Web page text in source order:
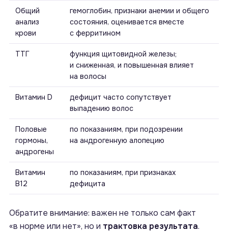
Общий
анализ
крови
гемоглобин, признаки анемии и общего
состояния, оценивается вместе
с ферритином
ТТГ
функция щитовидной железы;
и сниженная, и повышенная влияет
на волосы
Витамин D
дефицит часто сопутствует
выпадению волос
Половые
гормоны,
андрогены
по показаниям, при подозрении
на андрогенную алопецию
Витамин
B12
по показаниям, при признаках
дефицита
Обратите внимание: важен не только сам факт
«в норме или нет», но и трактовка результата.